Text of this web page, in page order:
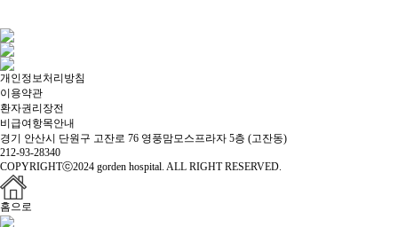
개인정보처리방침
이용약관
환자권리장전
비급여항목안내
경기 안산시 단원구 고잔로 76 영풍맘모스프라자 5층 (고잔동)
212-93-28340
COPYRIGHTⓒ2024 gorden hospital. ALL RIGHT RESERVED.
홈으로